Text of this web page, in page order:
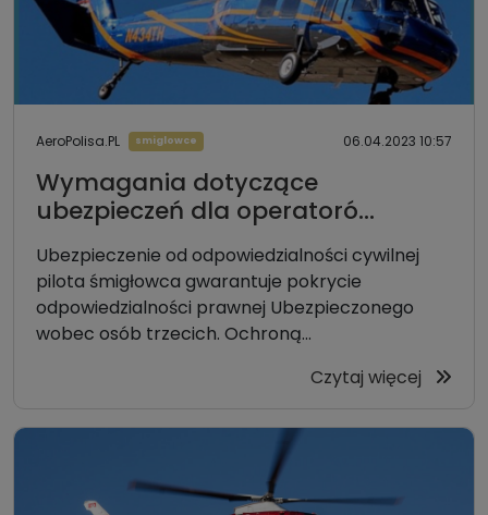
AeroPolisa.PL smiglowce 06.04.2023 10:57
Wymagania dotyczące
ubezpieczeń dla operatoró...
Ubezpieczenie od odpowiedzialności cywilnej
pilota śmigłowca gwarantuje pokrycie
odpowiedzialności prawnej Ubezpieczonego
wobec osób trzecich. Ochroną...
Czytaj więcej